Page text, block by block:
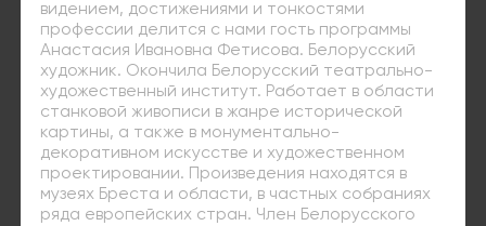
видением, достижениями и тонкостями
профессии делится с нами гость программы
Анастасия Ивановна Фетисова. Белорусский
художник. Окончила Белорусский театрально-
художественный институт. Работает в области
станковой живописи в жанре исторической
картины, а также в монументально-
декоративном искусстве и художественном
проектировании. Произведения находятся в
музеях Бреста и области, в частных собраниях
ряда европейских стран. Член Белорусского